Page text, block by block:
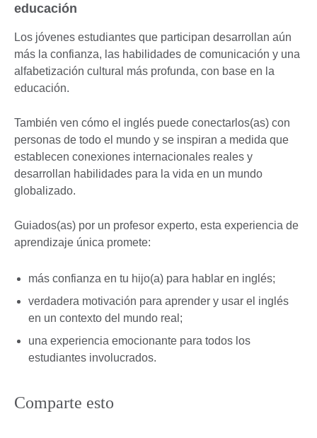
educación
Los jóvenes estudiantes que participan desarrollan aún
más la confianza, las habilidades de comunicación y una
alfabetización cultural más profunda, con base en la
educación.
También ven cómo el inglés puede conectarlos(as) con
personas de todo el mundo y se inspiran a medida que
establecen conexiones internacionales reales y
desarrollan habilidades para la vida en un mundo
globalizado.
Guiados(as) por un profesor experto, esta experiencia de
aprendizaje única promete:
más confianza en tu hijo(a) para hablar en inglés;
verdadera motivación para aprender y usar el inglés
en un contexto del mundo real;
una experiencia emocionante para todos los
estudiantes involucrados.
Comparte esto